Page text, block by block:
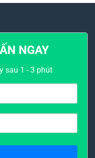
NGAY
sau 1 - 3 phút